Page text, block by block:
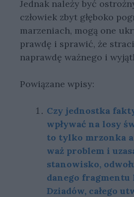
Jednak należy być
człowiek zbyt głęboko
marzeniach, mogą one
prawdę i sprawić, że
naprawdę ważnego i
Powiązane wpisy:
Czy jed­nost­ka
wpły­wać na losy
to tyl­ko mrzon­ka
waż pro­blem i
sta­no­wi­sko,
da­ne­go frag­men­tu
Dziadów, całego